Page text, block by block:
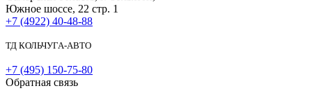
Южное шоссе, 22 стр. 1
+7 (4922) 40-48-88
ТД КОЛЬЧУГА-АВТО
+7 (495) 150-75-80
Обратная связь